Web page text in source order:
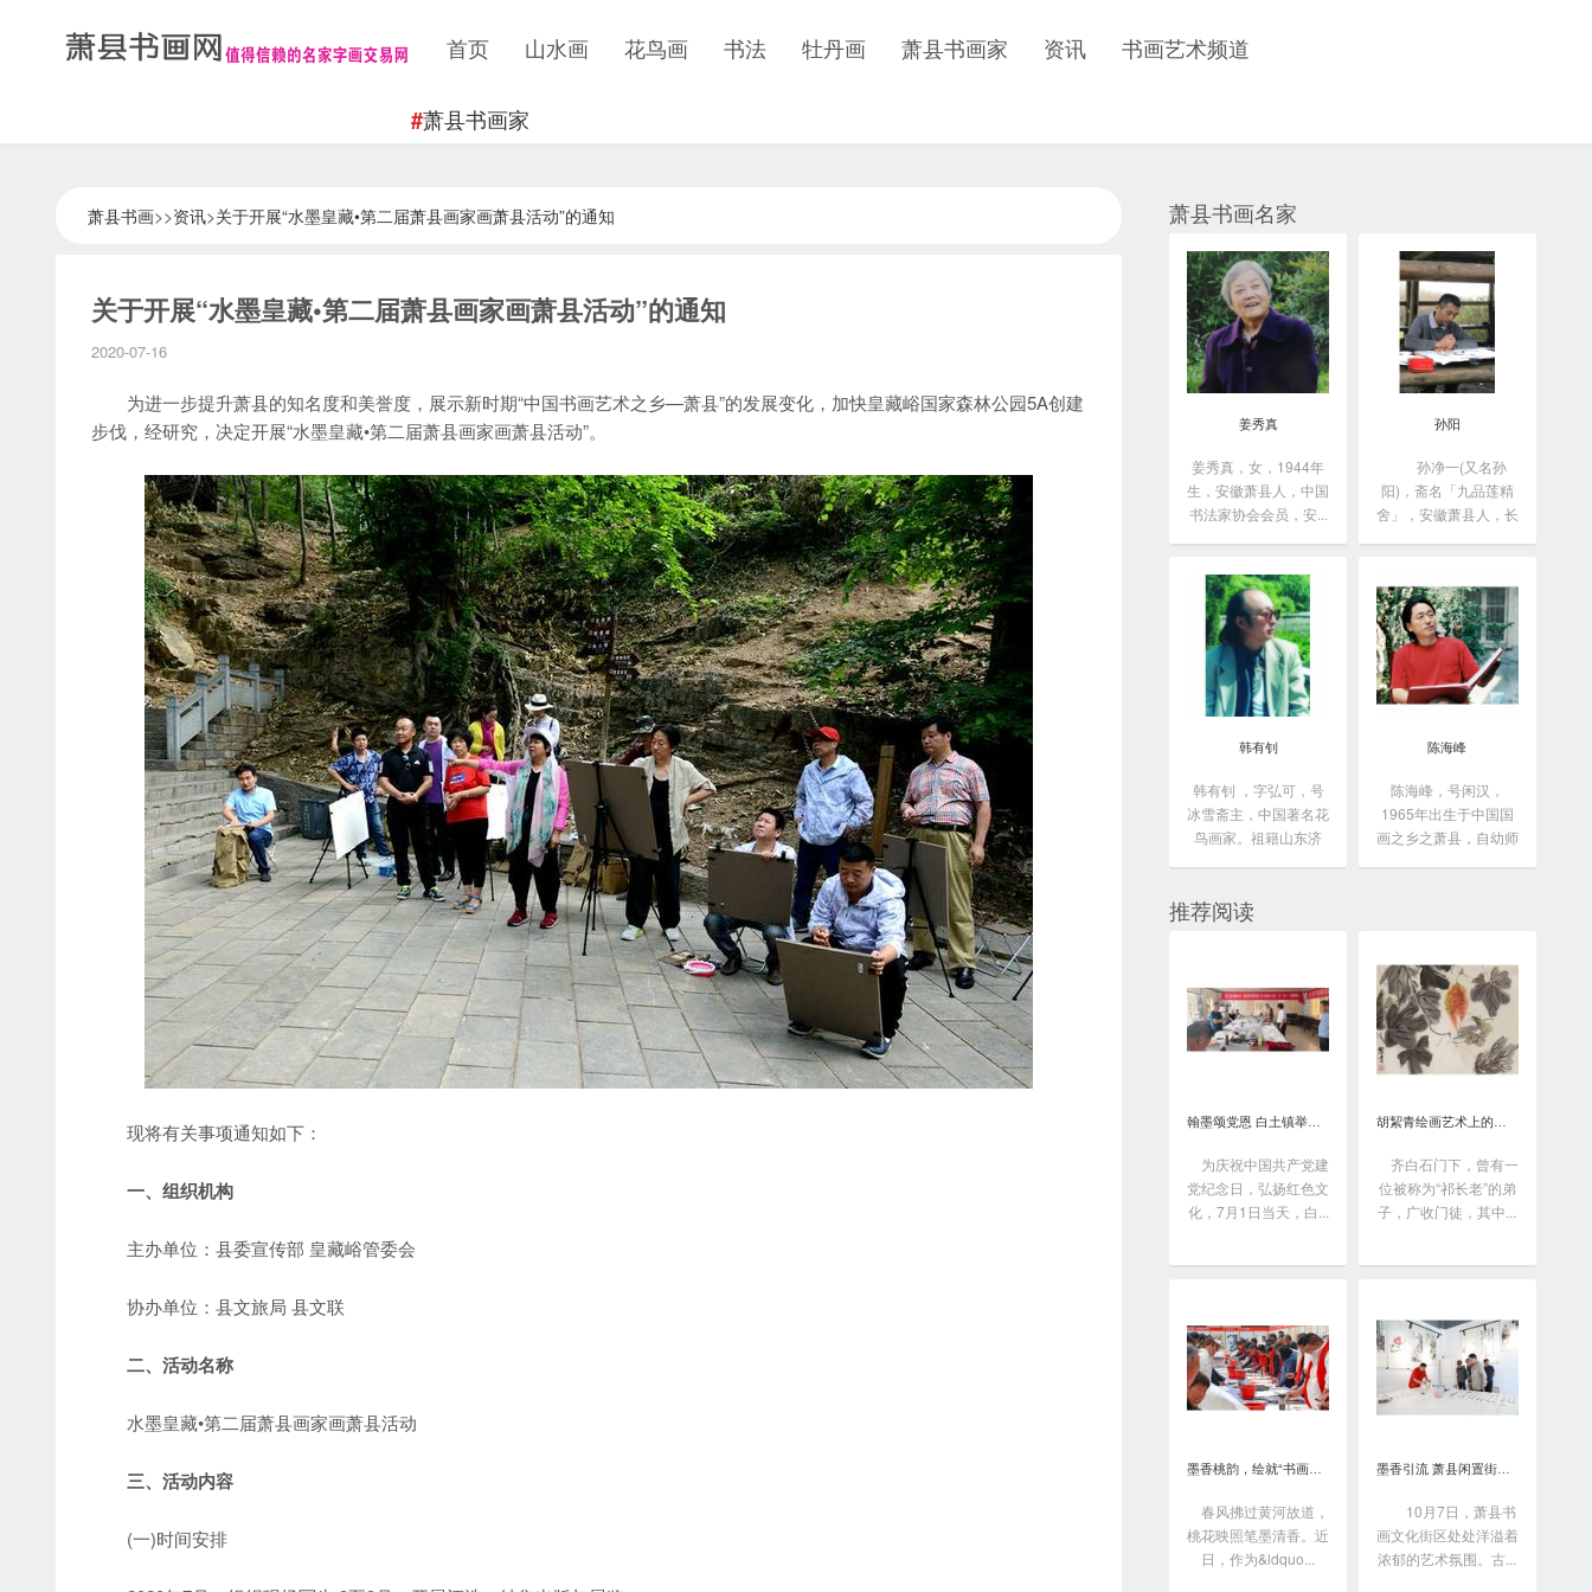
首页 山水画 花鸟画 书法 牡丹画 萧县书画家 资讯 书画艺术频道
#萧县书画家
萧县书画>>资讯>关于开展“水墨皇藏•第二届萧县画家画萧县活动”的通知
关于开展“水墨皇藏•第二届萧县画家画萧县活动”的通知
2020-07-16
为进一步提升萧县的知名度和美誉度，展示新时期“中国书画艺术之乡—萧县”的发展变化，加快皇藏峪国家森林公园5A创建
步伐，经研究，决定开展“水墨皇藏•第二届萧县画家画萧县活动”。
现将有关事项通知如下：
一、组织机构
主办单位：县委宣传部 皇藏峪管委会
协办单位：县文旅局 县文联
二、活动名称
水墨皇藏•第二届萧县画家画萧县活动
三、活动内容
(一)时间安排
萧县书画名家
姜秀真
姜秀真，女，1944年
生，安徽萧县人，中国
书法家协会会员，安...
孙阳
孙净一(又名孙
阳)，斋名「九品莲精
舍」，安徽萧县人，长
韩有钊
韩有钊 ，字弘可，号
冰雪斋主，中国著名花
鸟画家。祖籍山东济
陈海峰
陈海峰，号闲汉，
1965年出生于中国国
画之乡之萧县，自幼师
推荐阅读
翰墨颂党恩 白土镇举办书画笔会庆“七一”
为庆祝中国共产党建
党纪念日，弘扬红色文
化，7月1日当天，白...
胡絜青绘画艺术上的精深造诣从何而来?
齐白石门下，曾有一
位被称为“祁长老”的弟
子，广收门徒，其中...
墨香桃韵，绘就“书画之乡”新画卷
春风拂过黄河故道，
桃花映照笔墨清香。近
日，作为&ldquo...
墨香引流 萧县闲置街区变身书画艺术聚落
10月7日，萧县书
画文化街区处处洋溢着
浓郁的艺术氛围。古...